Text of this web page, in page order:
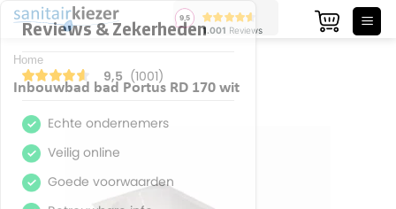
Ga
naar
inhoud
Home
Inbouwbad bad Portus RD 170 wit